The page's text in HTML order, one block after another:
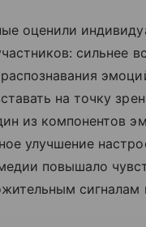
оценили
сильнее
на точку
из компонентов
улучшение
повышало
сигналам